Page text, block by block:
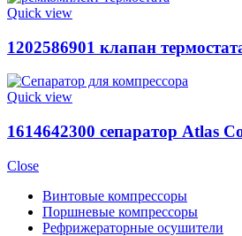
Quick view
1202586901 клапан
Quick view
1614642300 сепаратор Atlas
Close
Винтовые компрессоры
Поршневые компрессоры
Рефрижераторные осушители